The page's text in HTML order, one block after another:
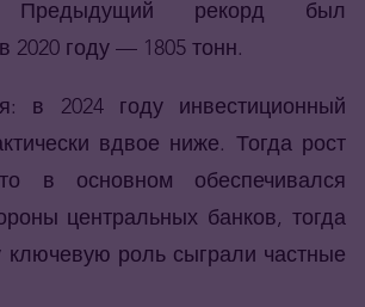
Предыдущий рекорд был
2020 году — 1805 тонн.
в 2024 году инвестиционный
вдвое ниже. Тогда рост
в основном обеспечивался
центральных банков, тогда
ключевую роль сыграли частные